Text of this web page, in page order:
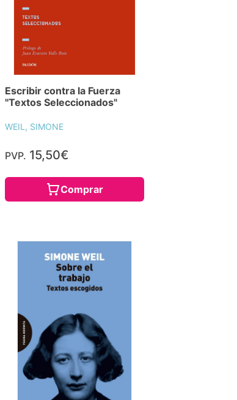
Escribir contra la Fuerza
"Textos Seleccionados"
WEIL, SIMONE
PVP. 15,50€
Comprar